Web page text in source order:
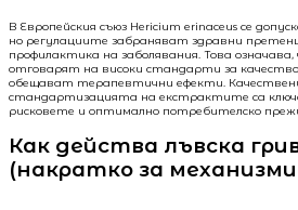
В Европейския съюз Hericium erinaceus се
но регулациите забраняват здравни
профилактика на заболявания. Това
отговарят на високи стандарти за качество
обещават терапевтични ефекти.
стандартизацията на екстрактите са
рисковете и оптимално потребителско
Как действа лъвска
(накратко за